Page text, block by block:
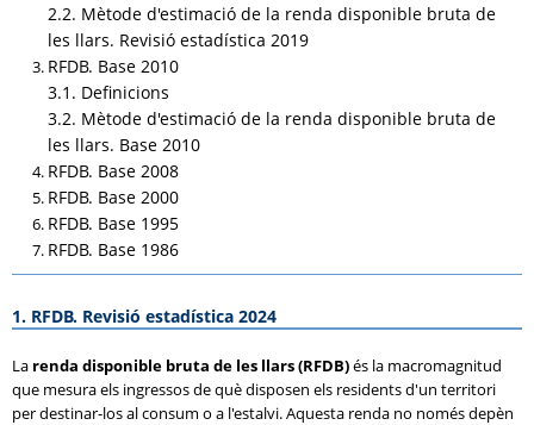
2.2. Mètode d'estimació de la renda disponible bruta de
les llars. Revisió estadística 2019
RFDB. Base 2010
3.1. Definicions
3.2. Mètode d'estimació de la renda disponible bruta de
les llars. Base 2010
RFDB. Base 2008
RFDB. Base 2000
RFDB. Base 1995
RFDB. Base 1986
1. RFDB. Revisió estadística 2024
La renda disponible bruta de les llars (RFDB)és la macromagnitud
que mesura els ingressos de què disposen els residents d'un territori
per destinar-los al consum o a l'estalvi. Aquesta renda no només depèn